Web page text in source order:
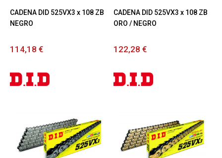
CADENA DID 525VX3 x 108 ZB
NEGRO
114,18 €
CADENA DID 525VX3 x 108 ZB
ORO / NEGRO
122,28 €